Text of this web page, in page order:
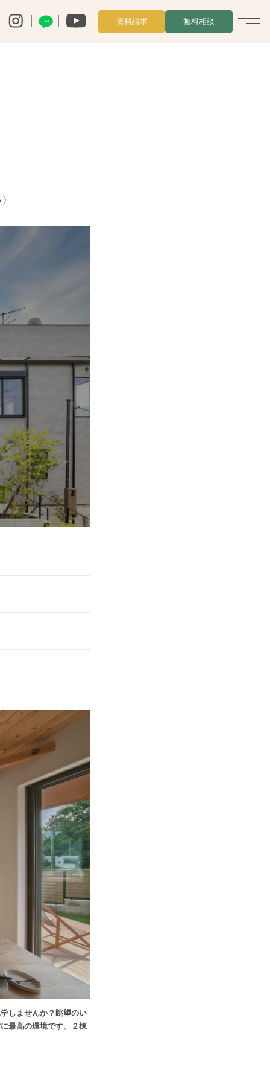
LINE 資料請求 無料相談
しませんか？眺望のい
最高の環境です。
２棟